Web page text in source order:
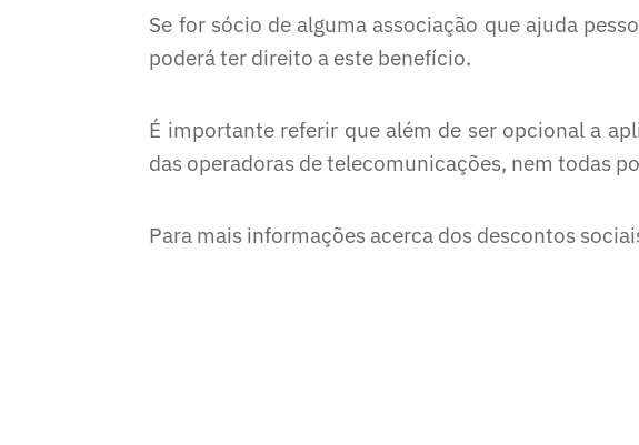
Se for sócio de alguma associação que ajuda
poderá ter direito a este benefício.
É importante referir que além de ser opcional a
das operadoras de telecomunicações, nem todas
Para mais informações acerca dos descontos